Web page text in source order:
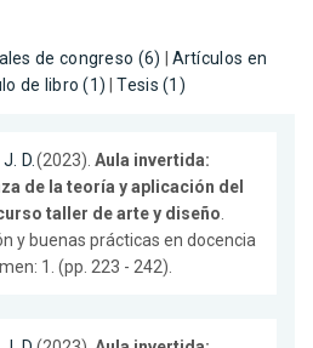
de congreso (6)
Artículos en
de libro (1) |Tesis (1)
D. (2023). Aula invertida:
de la teoría y aplicación del
taller de arte y diseño
y buenas prácticas en docencia
1. (pp. 223 - 242).